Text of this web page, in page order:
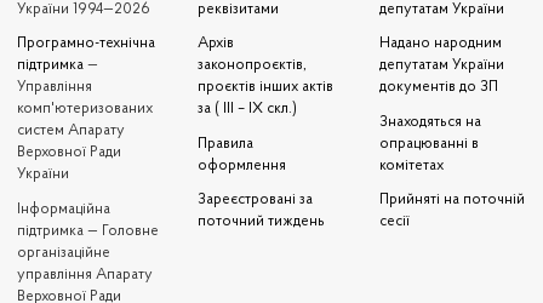
України 1994—2026
Програмно-технічна
підтримка —
Управління
комп'ютеризованих
систем Апарату
Верховної Ради
України
Iнформаційна
підтримка — Головне
організаційне
управління Апарату
Верховної Ради
реквізитами
Архів
законопроєктів,
проєктів інших актів
за ( III – IX скл.)
Правила
оформлення
Зареєстровані за
поточний тиждень
депутатам України
Надано народним
депутатам України
документів до ЗП
Знаходяться на
опрацюванні в
комітетах
Прийняті на поточній
сесії